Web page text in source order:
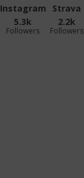
Instagram
5.3k
Followers
Strava
2.2k
Followers